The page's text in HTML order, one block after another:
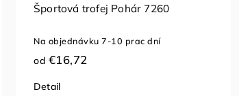
Športová trofej Pohár 7260
Na objednávku 7-10 prac dní
od €16,72
Detail